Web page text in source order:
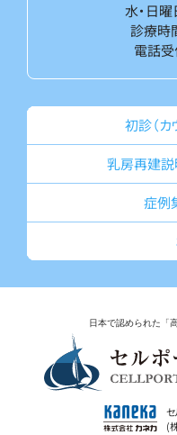
水・日
診療時
電話
初診（カ
乳房再建
症例
日本で認められた「
(